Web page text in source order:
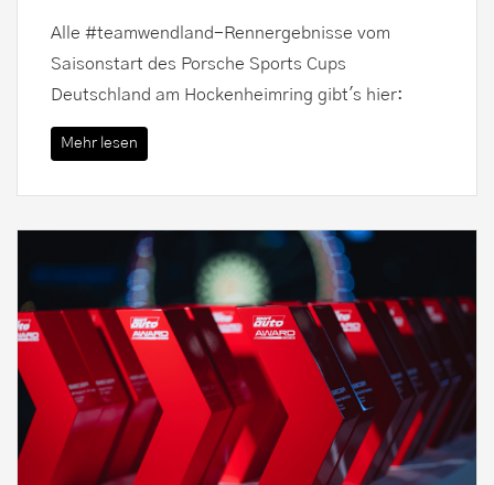
Alle #teamwendland-Rennergebnisse vom
Saisonstart des Porsche Sports Cups
Deutschland am Hockenheimring gibt's hier:
Mehr lesen